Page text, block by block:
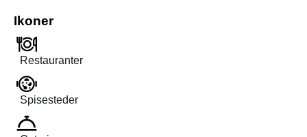
Ikoner
Restauranter
Spisesteder